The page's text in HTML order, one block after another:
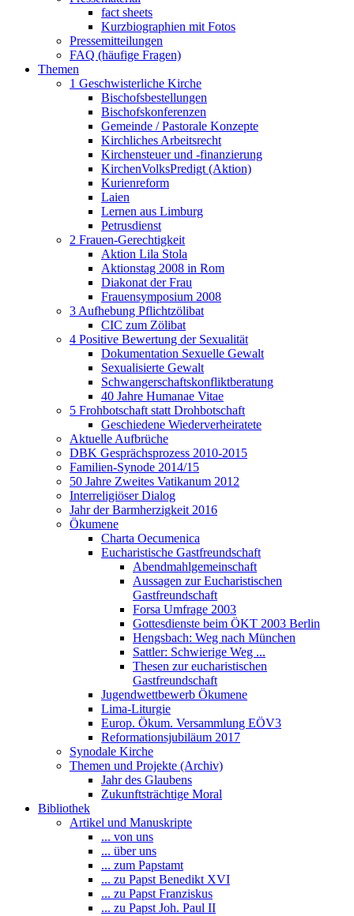
fact sheets
Kurzbiographien mit Fotos
Pressemitteilungen
FAQ (häufige Fragen)
Themen
1 Geschwisterliche Kirche
Bischofsbestellungen
Bischofskonferenzen
Gemeinde / Pastorale Konzepte
Kirchliches Arbeitsrecht
Kirchensteuer und -finanzierung
KirchenVolksPredigt (Aktion)
Kurienreform
Laien
Lernen aus Limburg
Petrusdienst
2 Frauen-Gerechtigkeit
Aktion Lila Stola
Aktionstag 2008 in Rom
Diakonat der Frau
Frauensymposium 2008
3 Aufhebung Pflichtzölibat
CIC zum Zölibat
4 Positive Bewertung der Sexualität
Dokumentation Sexuelle Gewalt
Sexualisierte Gewalt
Schwangerschaftskonfliktberatung
40 Jahre Humanae Vitae
5 Frohbotschaft statt Drohbotschaft
Geschiedene Wiederverheiratete
Aktuelle Aufbrüche
DBK Gesprächsprozess 2010-2015
Familien-Synode 2014/15
50 Jahre Zweites Vatikanum 2012
Interreligiöser Dialog
Jahr der Barmherzigkeit 2016
Ökumene
Charta Oecumenica
Eucharistische Gastfreundschaft
Abendmahlgemeinschaft
Aussagen zur Eucharistischen
Gastfreundschaft
Forsa Umfrage 2003
Gottesdienste beim ÖKT 2003 Berlin
Hengsbach: Weg nach München
Sattler: Schwierige Weg ...
Thesen zur eucharistischen
Gastfreundschaft
Jugendwettbewerb Ökumene
Lima-Liturgie
Europ. Ökum. Versammlung EÖV3
Reformationsjubiläum 2017
Synodale Kirche
Themen und Projekte (Archiv)
Jahr des Glaubens
Zukunftsträchtige Moral
Bibliothek
Artikel und Manuskripte
... von uns
... über uns
... zum Papstamt
... zu Papst Benedikt XVI
... zu Papst Franziskus
... zu Papst Joh. Paul II